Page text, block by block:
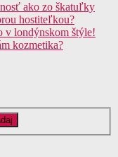
ako zo škatuľky
hostiteľkou?
v londýnskom štýle!
kozmetika?